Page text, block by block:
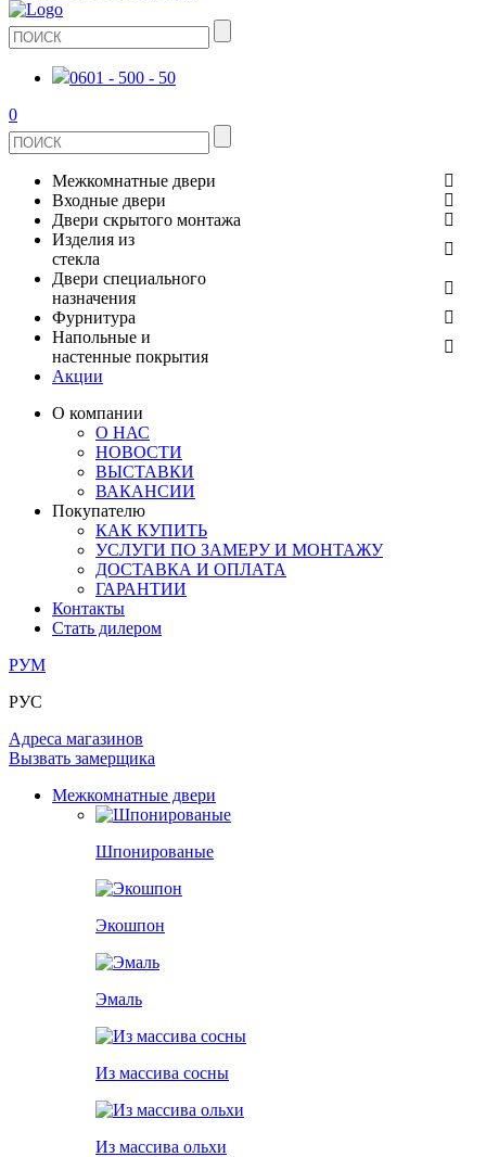
0601 - 500 - 50
0
Межкомнатные двери
ШПОНИРОВАНЫЕ
ЭКОШПОН
ЭМАЛЬ
ИЗ МАССИВА СОСНЫ
ИЗ МАССИВА ОЛЬХИ
РАСПРОДАЖА ОСТАТКОВ
ВСЕ ДВЕРИ
Входные двери
МЕТАЛЛИЧЕСКИЕ ДВЕРИ
В КВАРТИРУ
ДЛЯ ДОМА
Двери скрытого монтажа
СТЕКЛЯННЫЕ
ЗЕРКАЛЬНЫЕ
КЕРАМОГРАНИТ
ПОД ОБОИ И ПОКРАСКУ
Изделия из
стекла
ДВЕРИ
ДУШЕВЫЕ КАБИНЫ И ПЕРЕГОРОДКИ
РАЗДВИЖНЫЕ ПЕРЕГОРОДКИ
Двери специального
назначения
ПРОТИВОПОЖАРНЫЕ
Фурнитура
ДВЕРНЫЕ РУЧКИ
КОМПЛЕКТУЮЩИЕ
ОГРАНИЧИТЕЛИ
ПЕТЛИ
РАЗДВИЖНАЯ СИСТЕМА
Напольные и
настенные покрытия
СТЕНОВЫЕ ПАНЕЛИ
Акции
О компании
О НАС
НОВОСТИ
ВЫСТАВКИ
ВАКАНСИИ
Покупателю
КАК КУПИТЬ
УСЛУГИ ПО ЗАМЕРУ И МОНТАЖУ
ДОСТАВКА И ОПЛАТА
ГАРАНТИИ
Контакты
Стать дилером
РУМ
РУС
Адреса магазинов
Вызвать замерщика
Межкомнатные двери
Шпонированые
Экошпон
Эмаль
Из массива сосны
Из массива ольхи